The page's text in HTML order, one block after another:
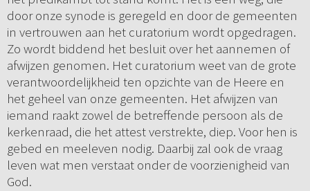
door onze synode is geregeld en door de gemeenten
in vertrouwen aan het curatorium wordt opgedragen.
Zo wordt biddend het besluit over het aannemen of
afwijzen genomen. Het curatorium weet van de grote
verantwoordelijkheid ten opzichte van de Heere en
het geheel van onze gemeenten. Het afwijzen van
iemand raakt zowel de betreffende persoon als de
kerkenraad, die het attest verstrekte, diep. Voor hen is
gebed en meeleven nodig. Daarbij zal ook de vraag
leven wat men verstaat onder de voorzienigheid van
God.